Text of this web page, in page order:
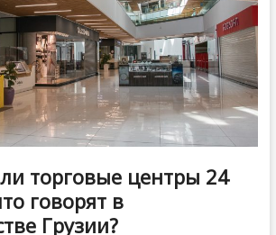
торговые центры 24
говорят в
Грузии?